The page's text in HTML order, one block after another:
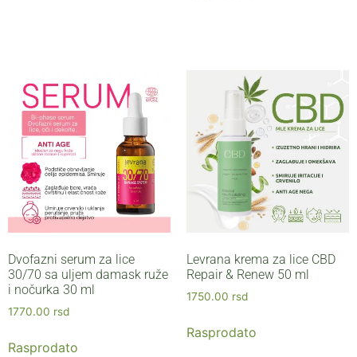
Dvofazni serum za lice
30/70 sa uljem damask ruže
i nočurka 30 ml
1770.00 rsd
Rasprodato
Levrana krema za lice CBD
Repair & Renew 50 ml
1750.00 rsd
Rasprodato